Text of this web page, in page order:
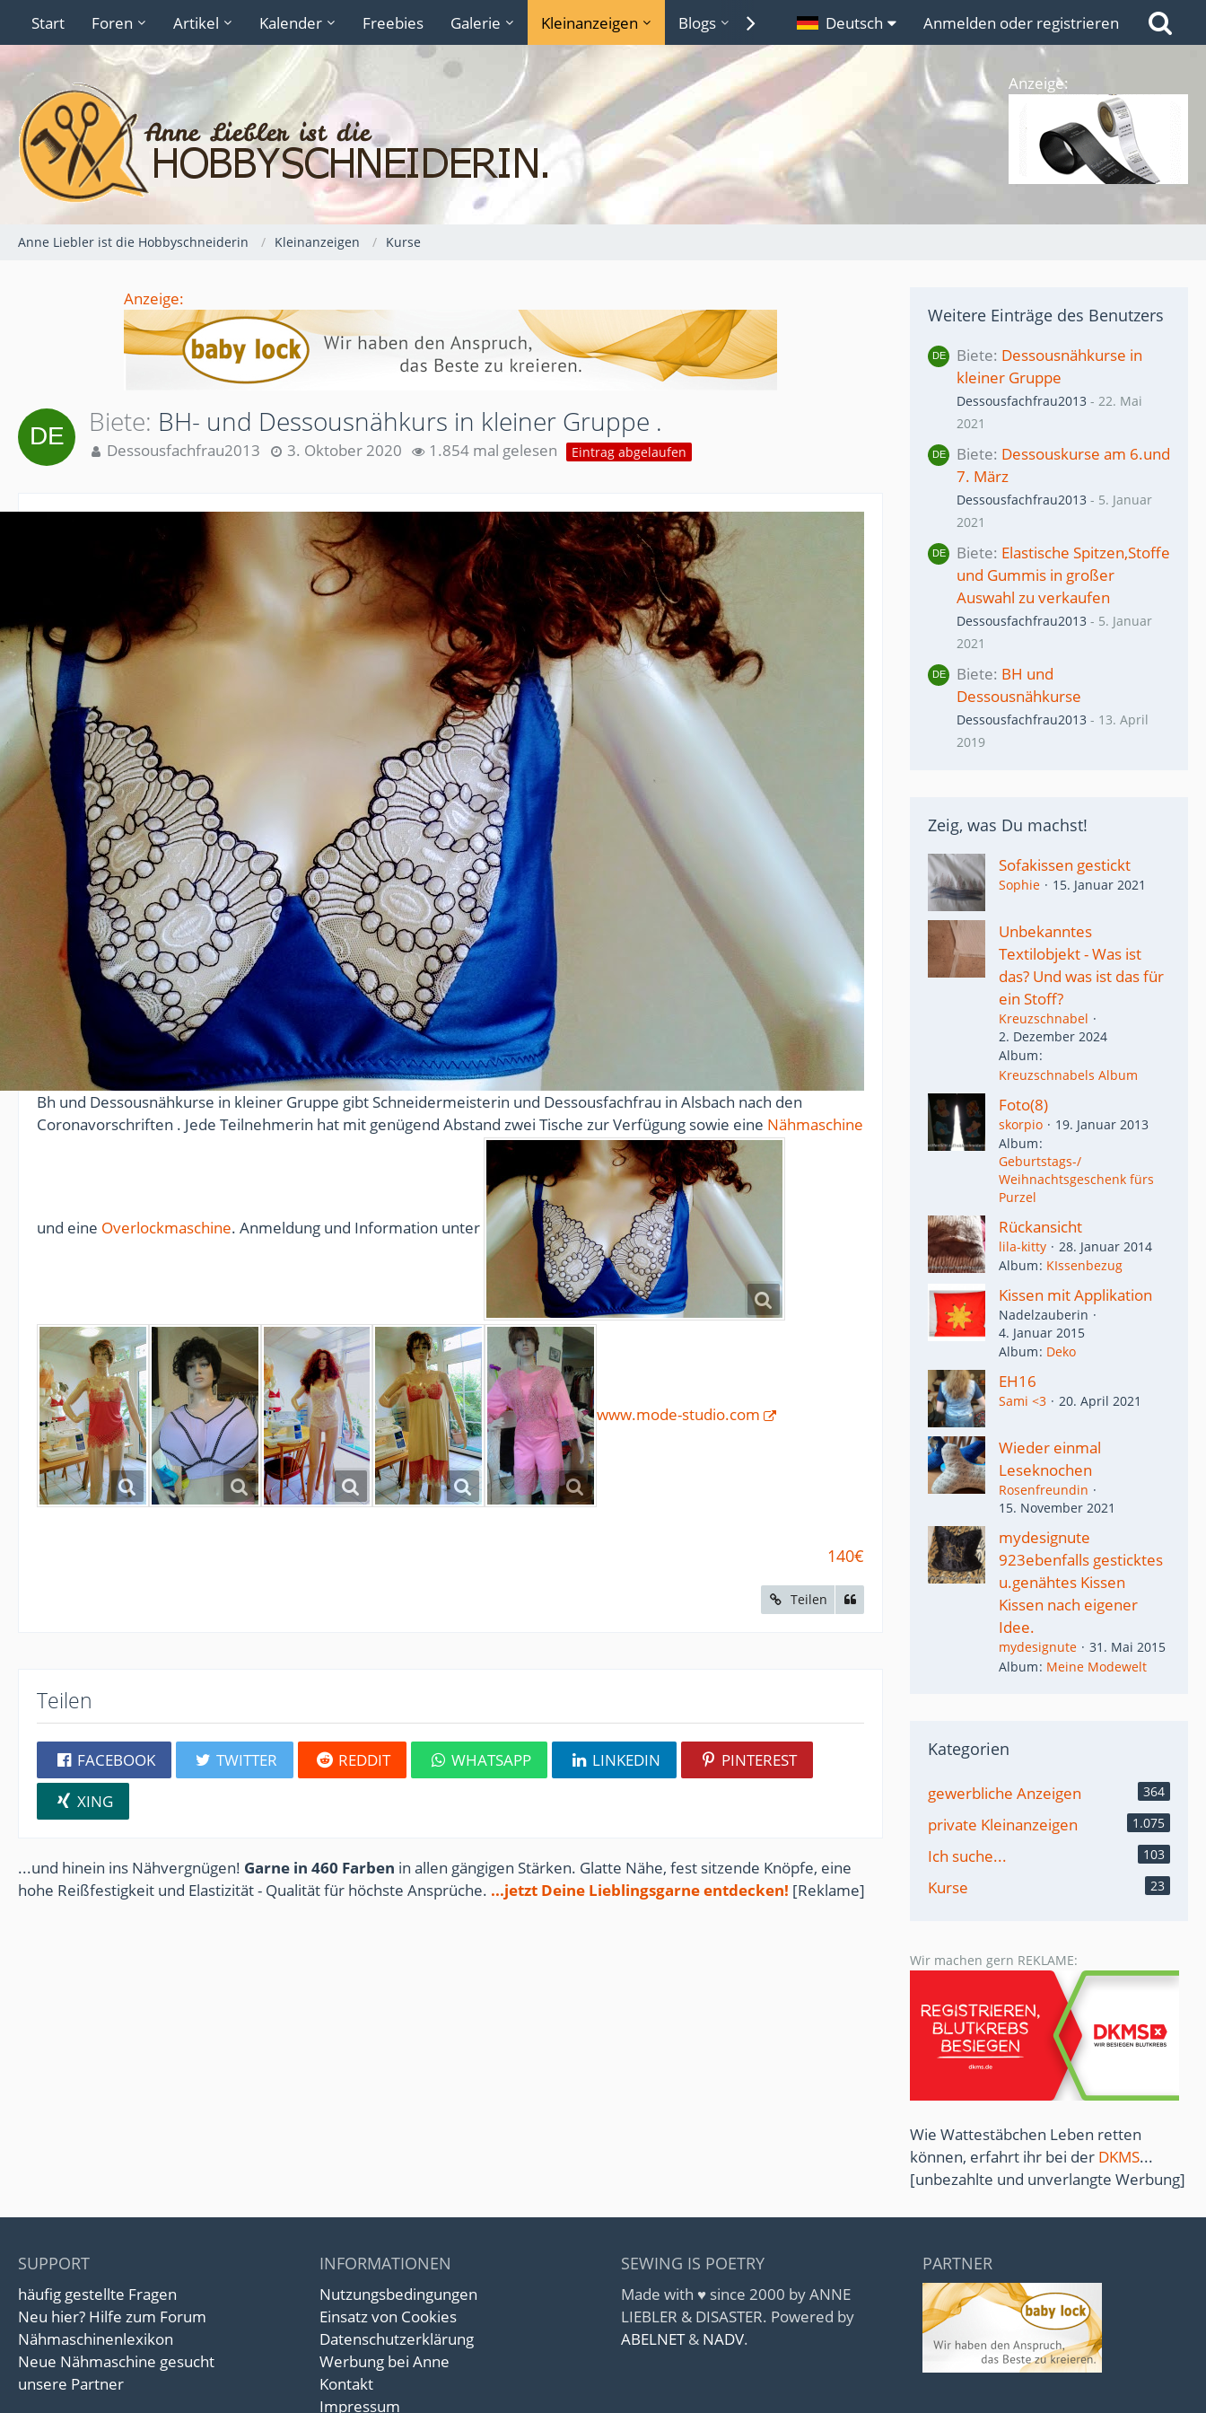
Start Foren Artikel Kalender Freebies Galerie Kleinanzeigen Blogs Lexikon Links
Deutsch Anmelden oder registrieren
Anzeige:
Anne Liebler ist die Hobbyschneiderin Kleinanzeigen Kurse
Anzeige:
Biete BH- und Dessousnähkurs in kleiner Gruppe .
Dessousfachfrau2013 3. Oktober 2020 1.854 mal gelesen Eintrag abgelaufen
Bh und Dessousnähkurse in kleiner Gruppe gibt Schneidermeisterin und Dessousfachfrau in Alsbach nach den
Coronavorschriften . Jede Teilnehmerin hat mit genügend Abstand zwei Tische zur Verfügung sowie eine Nähmaschine
und eine Overlockmaschine. Anmeldung und Information unter
www.mode-studio.com
140€
Teilen
Teilen
FACEBOOK TWITTER REDDIT WHATSAPP LINKEDIN
PINTEREST
XING
...und hinein ins Nähvergnügen! Garne in 460 Farben in allen gängigen Stärken. Glatte Nähe, fest sitzende Knöpfe, eine
hohe Reißfestigkeit und Elastizität - Qualität für höchste Ansprüche. ...jetzt Deine Lieblingsgarne entdecken! [Reklame]
Weitere Einträge des Benutzers
Biete Dessousnähkurse in
kleiner Gruppe
Dessousfachfrau2013 - 22. Mai
2021
Biete Dessouskurse am 6.und
7. März
Dessousfachfrau2013 - 5. Januar
2021
Biete Elastische Spitzen,Stoffe
und Gummis in großer
Auswahl zu verkaufen
Dessousfachfrau2013 - 5. Januar
2021
Biete BH und
Dessousnähkurse
Dessousfachfrau2013 - 13. April
2019
Zeig, was Du machst!
Sofakissen gestickt
Sophie 15. Januar 2021
Unbekanntes
Textilobjekt - Was ist
das? Und was ist das für
ein Stoff?
Kreuzschnabel
2. Dezember 2024
Album
Kreuzschnabels Album
Foto(8)
skorpio
19. Januar 2013
Album
Geburtstags-/
Weihnachtsgeschenk fürs
Purzel
Rückansicht
lila-kitty
28. Januar 2014
Album KIssenbezug
Kissen mit Applikation
Nadelzauberin
4. Januar 2015
Album Deko
EH16
Sami <3 20. April 2021
Wieder einmal
Leseknochen
Rosenfreundin
15. November 2021
mydesignute
923ebenfalls gesticktes
u.genähtes Kissen
Kissen nach eigener
Idee.
mydesignute
31. Mai 2015
Album Meine Modewelt
Kategorien
gewerbliche Anzeigen 364
private Kleinanzeigen 1.075
Ich suche... 103
Kurse 23
Wir machen gern REKLAME:
Wie Wattestäbchen Leben retten
können, erfahrt ihr bei der DKMS...
[unbezahlte und unverlangte Werbung]
SUPPORT
häufig gestellte Fragen
Neu hier? Hilfe zum Forum
Nähmaschinenlexikon
Neue Nähmaschine gesucht
unsere Partner
INFORMATIONEN
Nutzungsbedingungen
Einsatz von Cookies
Datenschutzerklärung
Werbung bei Anne
Kontakt
Impressum
SEWING IS POETRY
Made with ♥ since 2000 by ANNE
LIEBLER & DISASTER. Powered by
ABELNET& NADV.
PARTNER